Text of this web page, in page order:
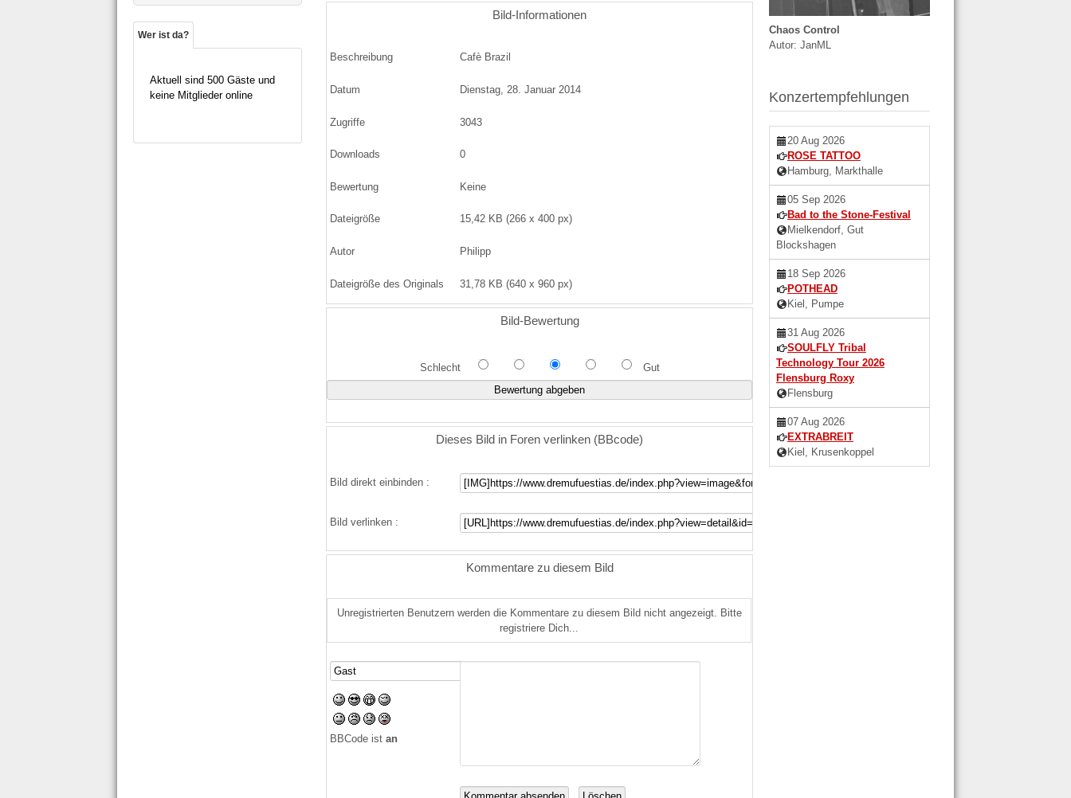
Wer ist da?
Aktuell sind 500 Gäste und
keine Mitglieder online
Bild-Informationen
Beschreibung Cafè Brazil
Datum Dienstag, 28. Januar 2014
Zugriffe 3043
Downloads 0
Bewertung Keine
Dateigröße 15,42 KB (266 x 400 px)
Autor Philipp
Dateigröße des Originals 31,78 KB (640 x 960 px)
Bild-Bewertung
Schlecht Gut
Dieses Bild in Foren verlinken (BBcode)
Bild direkt einbinden :
Bild verlinken :
Kommentare zu diesem Bild
Unregistrierten Benutzern werden die Kommentare zu diesem Bild nicht angezeigt. Bitte
registriere Dich...
BBCode istan
Chaos Control
Autor: JanML
Konzertempfehlungen
20 Aug 2026
ROSE TATTOO
Hamburg, Markthalle
05 Sep 2026
Bad to the Stone-Festival
Mielkendorf, Gut
Blockshagen
18 Sep 2026
POTHEAD
Kiel, Pumpe
31 Aug 2026
SOULFLY Tribal
Technology Tour 2026
Flensburg Roxy
Flensburg
07 Aug 2026
EXTRABREIT
Kiel, Krusenkoppel